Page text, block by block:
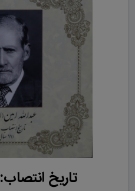
تاریخ انتصاب:1317/02/20